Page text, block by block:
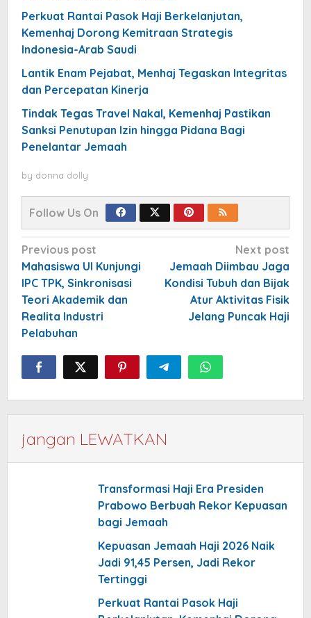
Perkuat Rantai Pasok Haji Berkelanjutan,
Kemenhaj Dorong Kemitraan Strategis
Indonesia-Arab Saudi
Lantik Enam Pejabat, Menhaj Tegaskan Integritas
dan Percepatan Kinerja
Tindak Tegas Travel Nakal, Kemenhaj Pastikan
Sanksi Penutupan Izin hingga Pidana Bagi
Penelantar Jemaah
by donna dolly
Follow Us On
Post
navigation
Previous post
Mahasiswa UI Kunjungi
IPC TPK, Sinkronisasi
Teori Akademik dan
Realita Industri
Pelabuhan
Next post
Jemaah Diimbau Jaga
Kondisi Tubuh dan Bijak
Atur Aktivitas Fisik
Jelang Puncak Haji
jangan LEWATKAN
Transformasi Haji Era Presiden
Prabowo Berbuah Rekor Kepuasan
bagi Jemaah
Kepuasan Jemaah Haji 2026 Naik
Jadi 91,45 Persen, Jadi Rekor
Tertinggi
Perkuat Rantai Pasok Haji